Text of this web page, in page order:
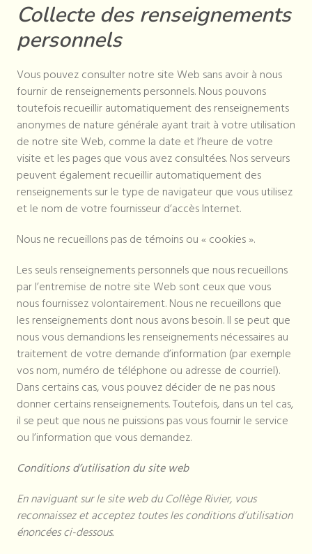
Collecte des renseignements
personnels
Vous pouvez consulter notre site Web sans avoir à nous
fournir de renseignements personnels. Nous pouvons
toutefois recueillir automatiquement des renseignements
anonymes de nature générale ayant trait à votre utilisation
de notre site Web, comme la date et l’heure de votre
visite et les pages que vous avez consultées. Nos serveurs
peuvent également recueillir automatiquement des
renseignements sur le type de navigateur que vous utilisez
et le nom de votre fournisseur d’accès Internet.
Nous ne recueillons pas de témoins ou « cookies ».
Les seuls renseignements personnels que nous recueillons
par l’entremise de notre site Web sont ceux que vous
nous fournissez volontairement. Nous ne recueillons que
les renseignements dont nous avons besoin. Il se peut que
nous vous demandions les renseignements nécessaires au
traitement de votre demande d’information (par exemple
vos nom, numéro de téléphone ou adresse de courriel).
Dans certains cas, vous pouvez décider de ne pas nous
donner certains renseignements. Toutefois, dans un tel cas,
il se peut que nous ne puissions pas vous fournir le service
ou l’information que vous demandez.
Conditions d’utilisation du site web
En naviguant sur le site web du Collège Rivier, vous
reconnaissez et acceptez toutes les conditions d’utilisation
énoncées ci-dessous.